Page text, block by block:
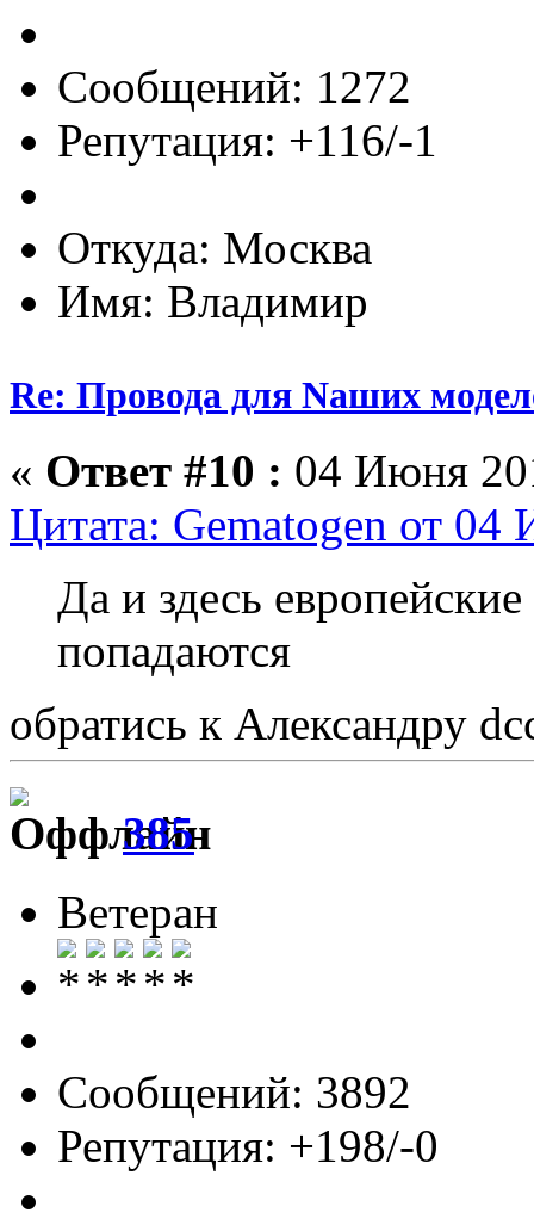
Сообщений: 1272
Репутация: +116/-1
Откуда: Москва
Имя: Владимир
Re: Провода для Nаших
« Ответ #10 : 04 Июня
Цитата: Gematogen от
Да и здесь
попадаются
обратись к Александру
385
Ветеран
Сообщений: 3892
Репутация: +198/-0